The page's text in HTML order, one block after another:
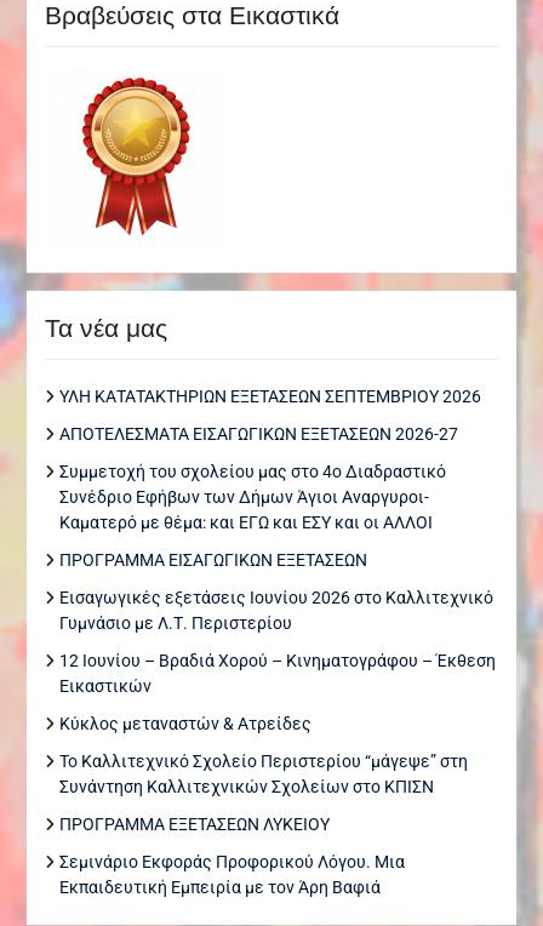
Βραβεύσεις στα Εικαστικά
Τα νέα μας
ΥΛΗ ΚΑΤΑΤΑΚΤΗΡΙΩΝ ΕΞΕΤΑΣΕΩΝ ΣΕΠΤΕΜΒΡΙΟΥ 2026
ΑΠΟΤΕΛΕΣΜΑΤΑ ΕΙΣΑΓΩΓΙΚΩΝ ΕΞΕΤΑΣΕΩΝ 2026-27
Συμμετοχή του σχολείου μας στο 4ο Διαδραστικό
Συνέδριο Εφήβων των Δήμων Άγιοι Αναργυροι-
Καματερό με θέμα: και ΕΓΩ και ΕΣΥ και οι ΑΛΛΟΙ
ΠΡΟΓΡΑΜΜΑ ΕΙΣΑΓΩΓΙΚΩΝ ΕΞΕΤΑΣΕΩΝ
Εισαγωγικές εξετάσεις Ιουνίου 2026 στο Καλλιτεχνικό
Γυμνάσιο με Λ.Τ. Περιστερίου
12 Ιουνίου – Βραδιά Χορού – Κινηματογράφου – Έκθεση
Εικαστικών
Κύκλος μεταναστών & Ατρείδες
Το Καλλιτεχνικό Σχολείο Περιστερίου “μάγεψε” στη
Συνάντηση Καλλιτεχνικών Σχολείων στο ΚΠΙΣΝ
ΠΡΟΓΡΑΜΜΑ ΕΞΕΤΑΣΕΩΝ ΛΥΚΕΙΟΥ
Σεμινάριο Εκφοράς Προφορικού Λόγου. Μια
Εκπαιδευτική Εμπειρία με τον Άρη Βαφιά